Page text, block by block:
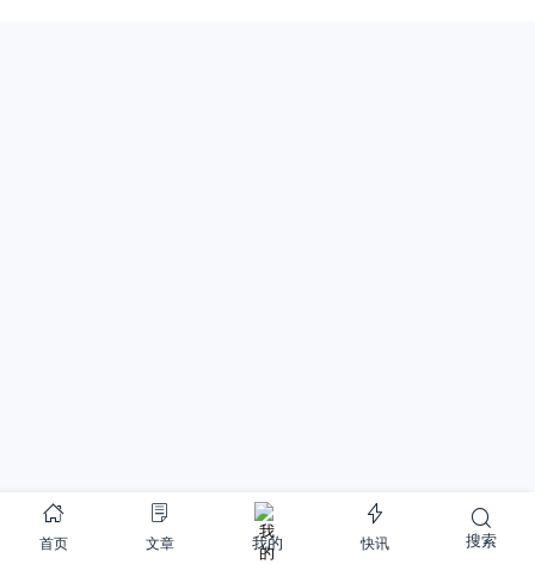
首页 文章 我的 快讯 搜索